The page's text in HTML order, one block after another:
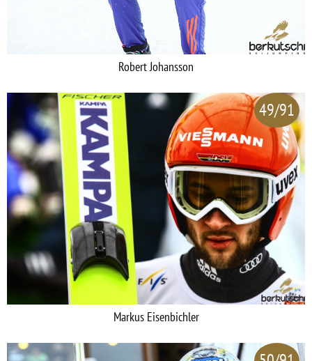
Robert Johansson
49/91
Markus Eisenbichler